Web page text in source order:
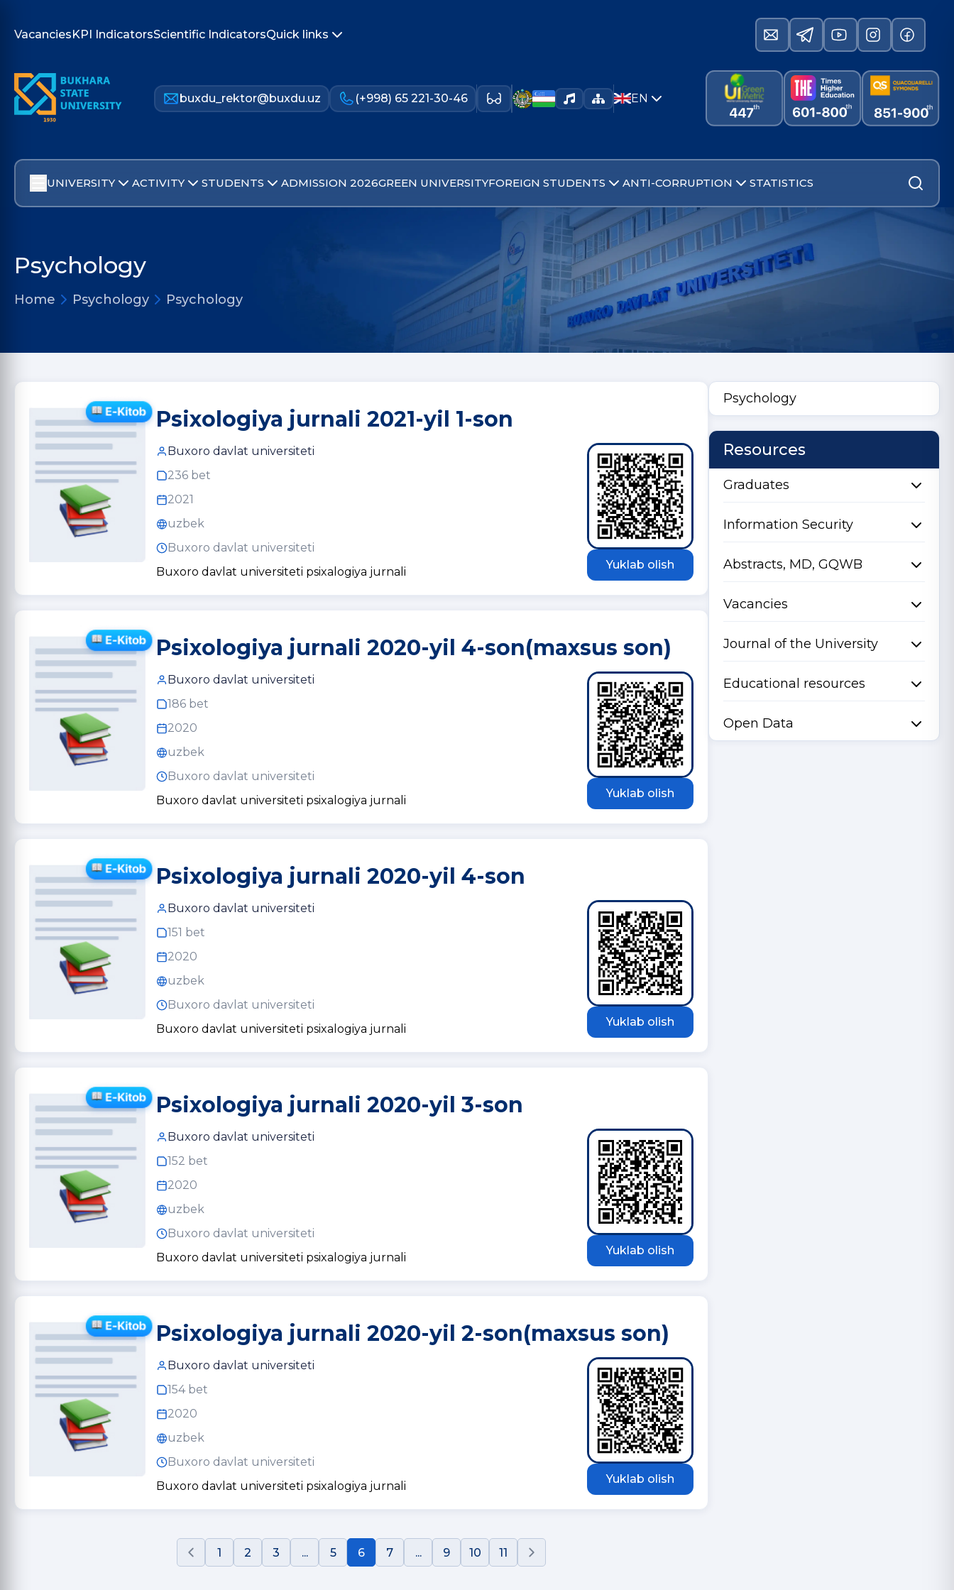
VacanciesKPI IndicatorsScientific IndicatorsQuick links
buxdu_rektor@buxdu.uz (+998) 65 221-30-46 EN
UNIVERSITY ACTIVITY STUDENTS ADMISSION 2026GREEN UNIVERSITYFOREIGN STUDENTS ANTI-CORRUPTION STATISTICS
Psychology
Home Psychology Psychology
Psixologiya jurnali 2021-yil 1-son
Buxoro davlat universiteti
236 bet
2021
uzbek
Buxoro davlat universiteti
Buxoro davlat universiteti psixalogiya jurnali
Yuklab olish
Psixologiya jurnali 2020-yil 4-son(maxsus son)
Buxoro davlat universiteti
186 bet
2020
uzbek
Buxoro davlat universiteti
Buxoro davlat universiteti psixalogiya jurnali
Yuklab olish
Psixologiya jurnali 2020-yil 4-son
Buxoro davlat universiteti
151 bet
2020
uzbek
Buxoro davlat universiteti
Buxoro davlat universiteti psixalogiya jurnali
Yuklab olish
Psixologiya jurnali 2020-yil 3-son
Buxoro davlat universiteti
152 bet
2020
uzbek
Buxoro davlat universiteti
Buxoro davlat universiteti psixalogiya jurnali
Yuklab olish
Psixologiya jurnali 2020-yil 2-son(maxsus son)
Buxoro davlat universiteti
154 bet
2020
uzbek
Buxoro davlat universiteti
Buxoro davlat universiteti psixalogiya jurnali
Yuklab olish
1 2 3 ... 5 6 7 ... 9 10 11
Psychology
Resources
Graduates
Information Security
Abstracts, MD, GQWB
Vacancies
Journal of the University
Educational resources
Open Data